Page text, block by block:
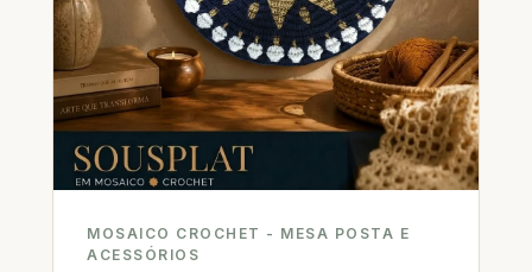
MOSAICO CROCHET - MESA POSTA E
ACESSÓRIOS